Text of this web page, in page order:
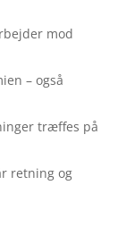
mod
– også
træffes på
retning og